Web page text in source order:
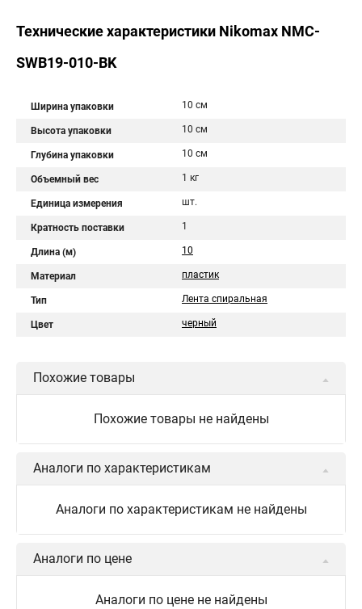
Технические характеристики Nikomax NMC-
SWB19-010-BK
Ширина упаковки 10 см
Высота упаковки 10 см
Глубина упаковки 10 см
Объемный вес 1 кг
Единица измерения шт.
Кратность поставки 1
Длина (м) 10
Материал пластик
Тип Лента спиральная
Цвет черный
Похожие товары
Похожие товары не найдены
Аналоги по характеристикам
Аналоги по характеристикам не найдены
Аналоги по цене
Аналоги по цене не найдены